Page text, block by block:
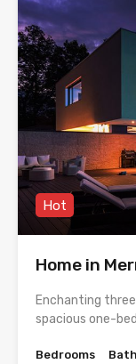
Hot
Home in
Enchanting
spacious one-
Bedrooms